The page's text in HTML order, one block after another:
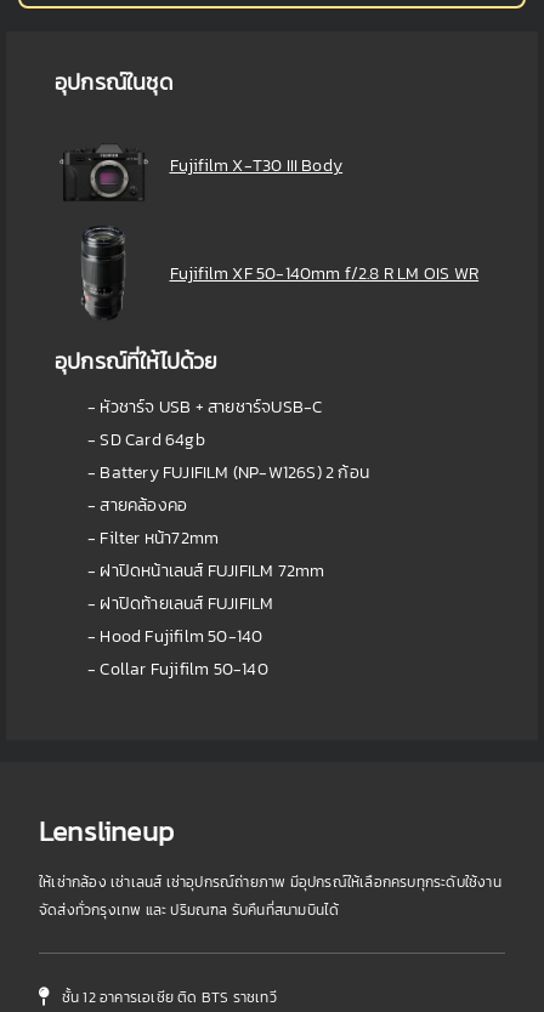
อุปกรณ์ในชุด
Fujifilm X-T30 III Body
Fujifilm XF 50-140mm f/2.8 R LM OIS WR
อุปกรณ์ที่ให้ไปด้วย
- หัวชาร์จ USB + สายชาร์จUSB-C
- SD Card 64gb
- Battery FUJIFILM (NP-W126S) 2 ก้อน
- สายคล้องคอ
- Filter หน้า72mm
- ฝาปิดหน้าเลนส์ FUJIFILM 72mm
- ฝาปิดท้ายเลนส์ FUJIFILM
- Hood Fujifilm 50-140
- Collar Fujifilm 50-140
Lenslineup
ให้เช่ากล้อง เช่าเลนส์ เช่าอุปกรณ์ถ่ายภาพ มีอุปกรณ์ให้เลือกครบทุกระดับใช้งาน
จัดส่งทั่วกรุงเทพ และ ปริมณฑล รับคืนที่สนามบินได้
ชั้น 12 อาคารเอเชีย ติด BTS ราชเทวี